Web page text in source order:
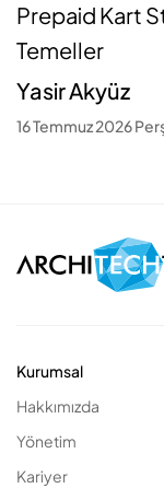
Prepaid Kart
Temeller
Yasir Akyüz
16 Temmuz 2026
Kurumsal
Hakkımızda
Yönetim
Kariyer